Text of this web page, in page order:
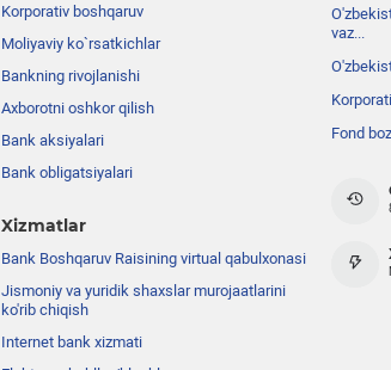
Korporativ boshqaruv
Moliyaviy ko`rsatkichlar
Bankning rivojlanishi
Axborotni oshkor qilish
Bank aksiyalari
Bank obligatsiyalari
Xizmatlar
Bank Boshqaruv Raisining virtual qabulxonasi
Jismoniy va yuridik shaxslar murojaatlarini
ko'rib chiqish
Internet bank xizmati
vaz...
Fond